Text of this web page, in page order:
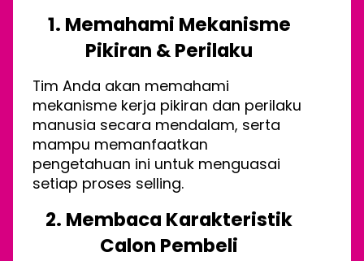
1. Memahami Mekanisme
Pikiran & Perilaku
Tim Anda akan memahami
mekanisme kerja pikiran dan perilaku
manusia secara mendalam, serta
mampu memanfaatkan
pengetahuan ini untuk menguasai
setiap proses selling.
2. Membaca Karakteristik
Calon Pembeli